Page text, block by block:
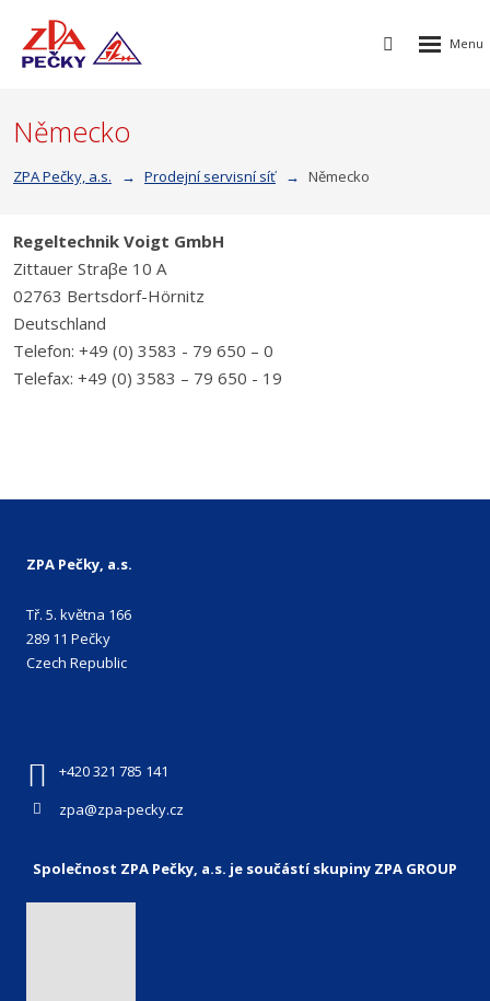
Vyhledávání
Rozbalení
Německo
ZPA Pečky, a.s. Prodejní servisní síť Německo
Regeltechnik Voigt GmbH
Zittauer Straβe 10 A
02763 Bertsdorf-Hörnitz
Deutschland
Telefon: +49 (0) 3583 - 79 650 – 0
Telefax: +49 (0) 3583 – 79 650 - 19
ZPA Pečky, a.s.
Tř. 5. května 166
289 11 Pečky
Czech Republic
+420 321 785 141
zpa@zpa-pecky.cz
Společnost ZPA Pečky, a.s. je součástí skupiny ZPA GROUP